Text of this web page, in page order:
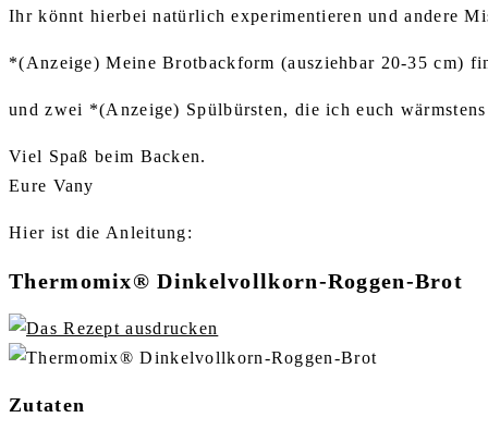
Ihr könnt hierbei natürlich experimentieren und andere
*(Anzeige) Meine Brotbackform (ausziehbar 20-35 cm)
und zwei *(Anzeige) Spülbürsten, die ich euch
Viel Spaß beim Backen.
Eure Vany
Hier ist die Anleitung:
Thermomix® Dinkelvollkorn-Roggen-Brot
Zutaten